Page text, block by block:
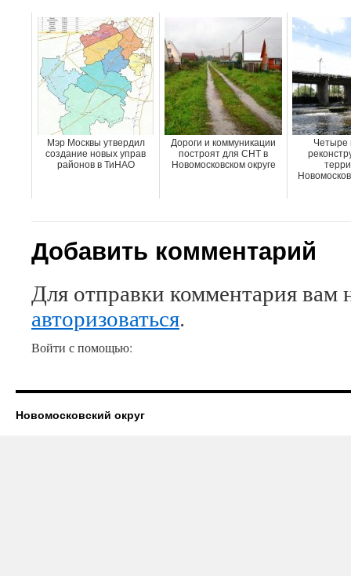
Мэр Москвы утвердил
создание новых управ
районов в ТиНАО
Дороги и коммуникации
построят для СНТ в
Новомосковском округе
Четыре
Добавить комментарий
Для отправки комментария вам
авторизоваться.
Войти с помощью:
Новомосковский округ